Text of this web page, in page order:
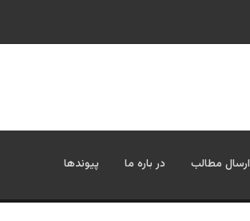
ارسال مطالب در باره ما پیوندها